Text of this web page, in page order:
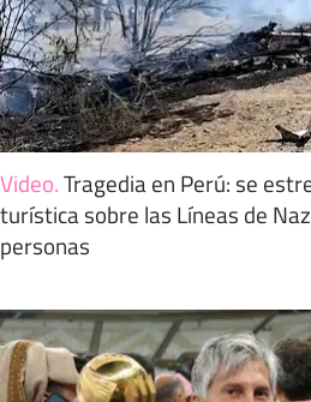
Video.Tragedia en Perú: se
turística sobre las Líneas de
personas